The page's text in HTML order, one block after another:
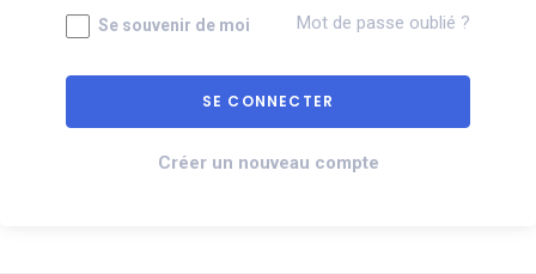
Se souvenir de moi Mot de passe oublié ?
Créer un nouveau compte